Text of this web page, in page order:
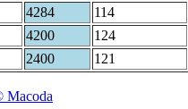
4284
114
4200
124
2400 121
Macoda